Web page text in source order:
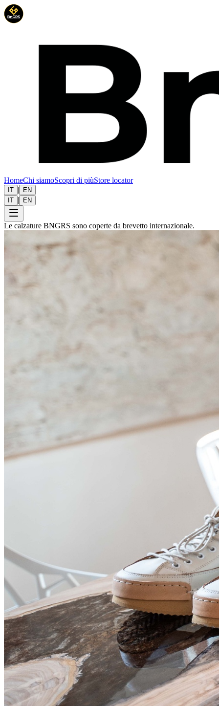
HomeChi siamoScopri di piùStore locator
IT |
EN
IT | EN
Le calzature BNGRS sono coperte da brevetto internazionale.